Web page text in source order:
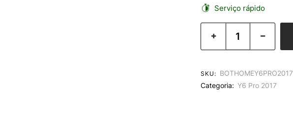
Serviço rápido
SKU: BOTHOMEY6PRO2017
Categoria: Y6 Pro 2017